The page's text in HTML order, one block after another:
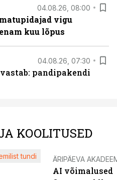
04.08.26, 08:00
vigu
kuu lõpus
04.08.26, 07:30
pandipakendi
KOOLITUSED
tundi ÄRIPÄEVA
AI võimalused